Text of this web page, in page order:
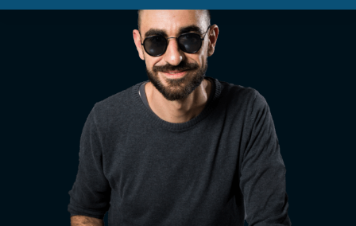
Essaouira 96.6
Safi 92.3
Taza 103.0
Taounate 95.6
Tiznit 103.1
SkhourRhamna 92.2
Taroudant 104.9
Guelmim 91.9
Tan-Tan 95.2
Tafraout 104.9
Casablanca 92.5 Hz
Rabat, Salé 106.9 Hz
Marrakech 90.5 Hz